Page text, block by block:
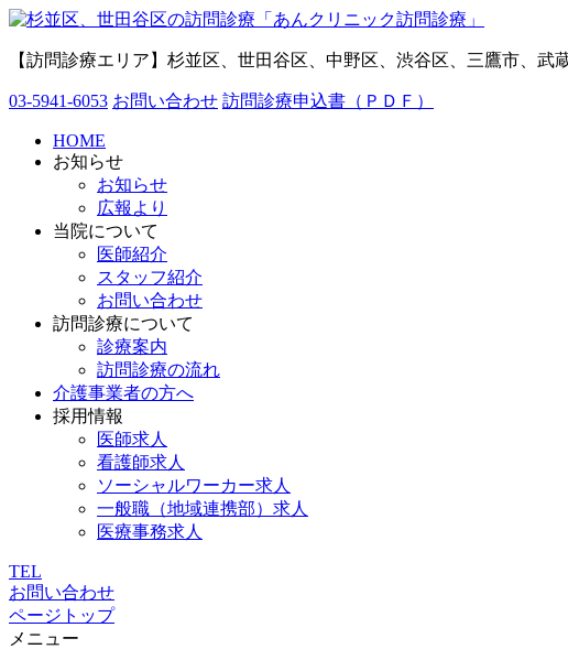
【訪問診療エリア】杉並区、世田谷区、中野区、渋谷区、三鷹市、武
03-5941-6053 お問い合わせ 訪問診療申込書（ＰＤＦ）
HOME
お知らせ
お知らせ
広報より
当院について
医師紹介
スタッフ紹介
お問い合わせ
訪問診療について
診療案内
訪問診療の流れ
介護事業者の方へ
採用情報
医師求人
看護師求人
ソーシャルワーカー求人
一般職（地域連携部）求人
医療事務求人
TEL
お問い合わせ
ページトップ
メニュー